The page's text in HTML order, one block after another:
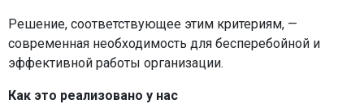
Решение, соответствующее этим критериям, —
современная необходимость для бесперебойной и
эффективной работы организации.
Как это реализовано у нас